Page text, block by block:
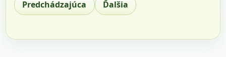
Predchádzajúca Ďalšia